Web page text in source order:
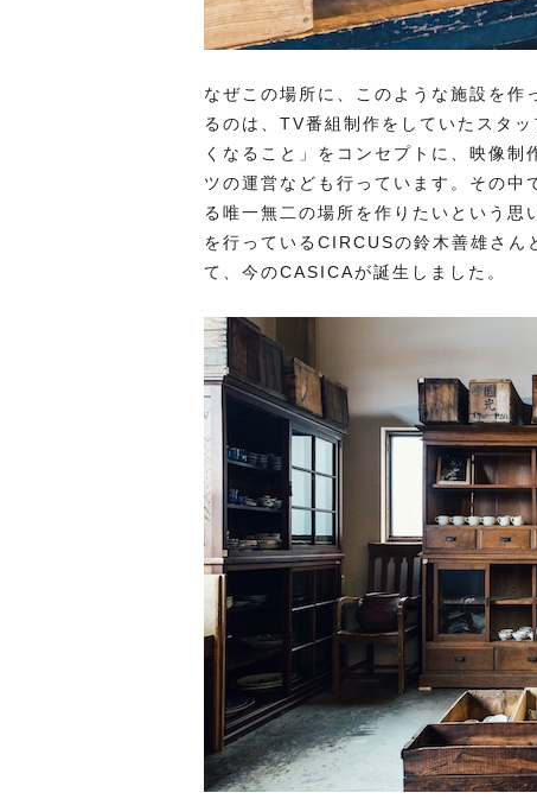
なぜこの場所に、このような施設を
るのは、TV番組制作をしていたスタ
くなること」をコンセプトに、映像
ツの運営なども行っています。その中
る唯一無二の場所を作りたいという
を行っているCIRCUSの鈴木善雄さん
て、今のCASICAが誕生しました。